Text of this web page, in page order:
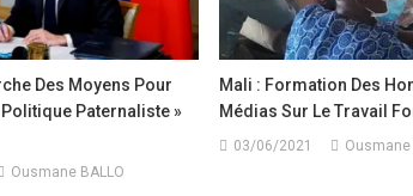
Des Moyens Pour
Politique Paternaliste »
Ousmane BALLO
Mali : Formation Des
Médias Sur Le Travail
03/06/2021 Ousmane